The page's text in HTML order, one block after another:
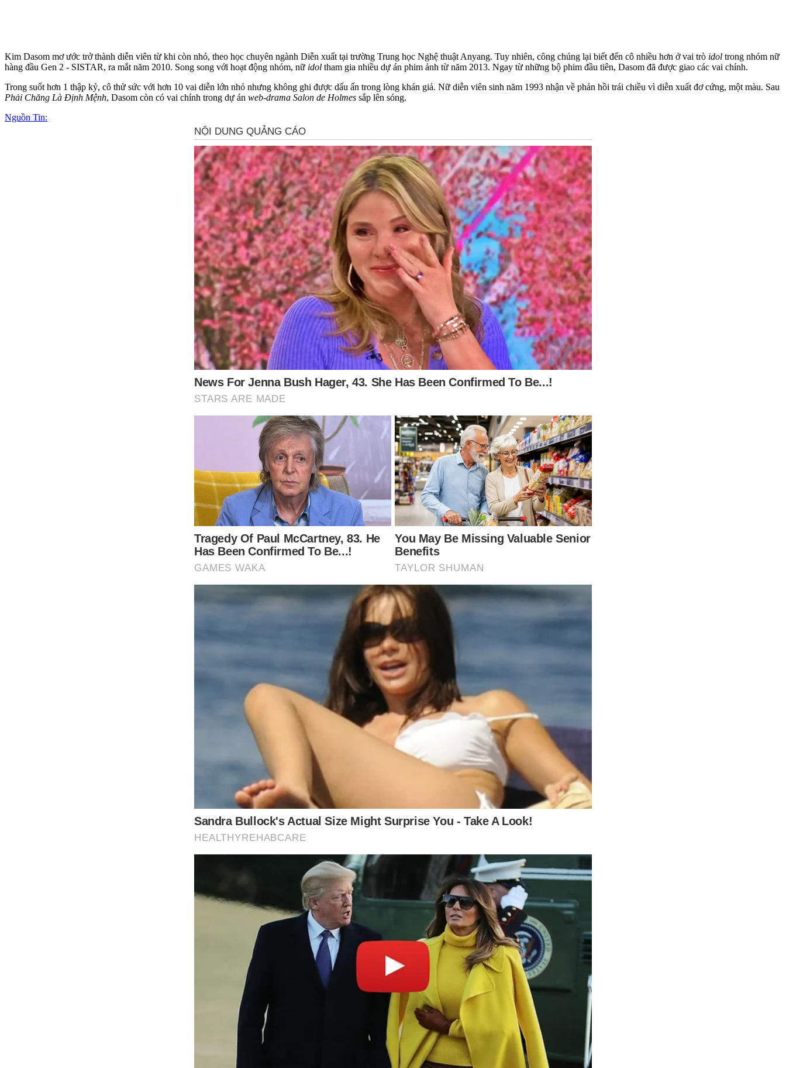
Kim Dasom mơ ước trở thành diễn viên từ khi còn nhỏ, theo học chuyên ngành Diễn xuất tại trường Trung học Nghệ thuật Anyang. Tuy nhiên, công chúng lại biết đến cô nhiều hơn ở vai trò idol trong nhóm nữ
hàng đầu Gen 2 - SISTAR, ra mắt năm 2010. Song song với hoạt động nhóm, nữ idol tham gia nhiều dự án phim ảnh từ năm 2013. Ngay từ những bộ phim đầu tiên, Dasom đã được giao các vai chính.
Trong suốt hơn 1 thập kỷ, cô thử sức với hơn 10 vai diễn lớn nhỏ nhưng không ghi được dấu ấn trong lòng khán giả. Nữ diễn viên sinh năm 1993 nhận về phản hồi trái chiều vì diễn xuất đơ cứng, một màu. Sau
Phải Chăng Là Định Mệnh, Dasom còn có vai chính trong dự án web-drama Salon de Holmes sắp lên sóng.
Nguồn Tin: